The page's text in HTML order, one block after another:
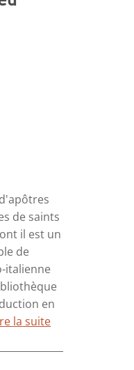
de saints
il est un
de
italienne
en
la suite